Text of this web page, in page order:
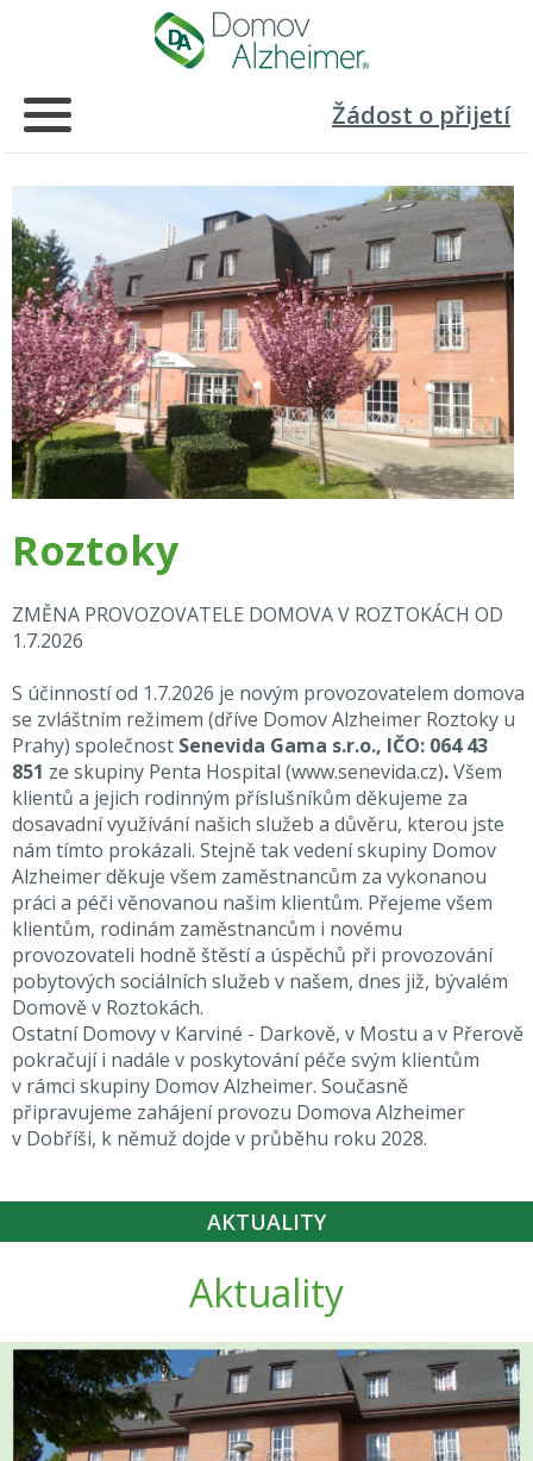
Žádost o přijetí
Roztoky
ZMĚNA PROVOZOVATELE DOMOVA V ROZTOKÁCH OD
1.7.2026
S účinností od 1.7.2026 je novým provozovatelem domova
se zvláštním režimem (dříve Domov Alzheimer Roztoky u
Prahy) společnost Senevida Gama s.r.o., IČO: 064 43
851 ze skupiny Penta Hospital (www.senevida.cz).Všem
klientů a jejich rodinným příslušníkům děkujeme za
dosavadní využívání našich služeb a důvěru, kterou jste
nám tímto prokázali. Stejně tak vedení skupiny Domov
Alzheimer děkuje všem zaměstnancům za vykonanou
práci a péči věnovanou našim klientům. Přejeme všem
klientům, rodinám zaměstnancům i novému
provozovateli hodně štěstí a úspěchů při provozování
pobytových sociálních služeb v našem, dnes již, bývalém
Domově v Roztokách.
Ostatní Domovy v Karviné - Darkově, v Mostu a v Přerově
pokračují i nadále v poskytování péče svým klientům
v rámci skupiny Domov Alzheimer. Současně
připravujeme zahájení provozu Domova Alzheimer
v Dobříši, k němuž dojde v průběhu roku 2028.
AKTUALITY
Aktuality